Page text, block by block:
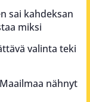
sai kahdeksan
miksi
valinta teki
nähnyt